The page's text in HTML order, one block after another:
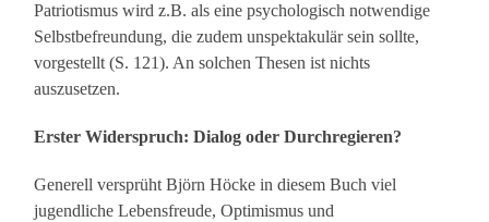
Patriotismus wird z.B. als eine psychologisch notwendige
Selbstbefreundung, die zudem unspektakulär sein sollte,
vorgestellt (S. 121). An solchen Thesen ist nichts
auszusetzen.
Erster Widerspruch: Dialog oder Durchregieren?
Generell versprüht Björn Höcke in diesem Buch viel
jugendliche Lebensfreude, Optimismus und